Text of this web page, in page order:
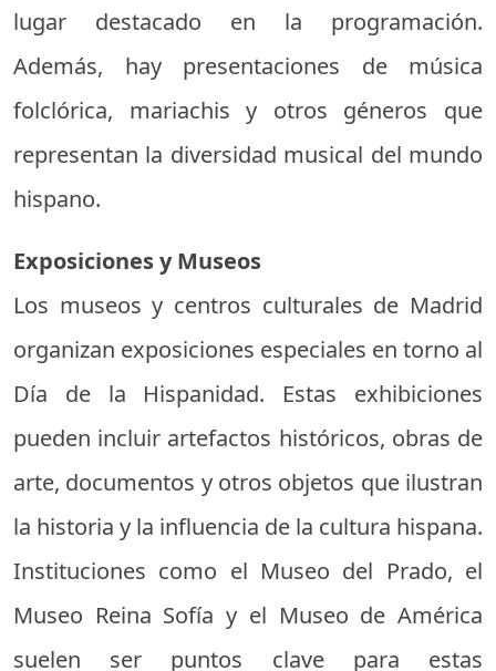
lugar destacado en la programación.
Además, hay presentaciones de música
folclórica, mariachis y otros géneros que
representan la diversidad musical del mundo
hispano.
Exposiciones y Museos
Los museos y centros culturales de Madrid
organizan exposiciones especiales en torno al
Día de la Hispanidad. Estas exhibiciones
pueden incluir artefactos históricos, obras de
arte, documentos y otros objetos que ilustran
la historia y la influencia de la cultura hispana.
Instituciones como el Museo del Prado, el
Museo Reina Sofía y el Museo de América
suelen ser puntos clave para estas